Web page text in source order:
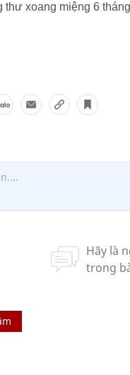
thư xoang miệng 6